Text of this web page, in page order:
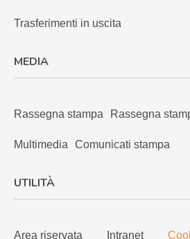
Trasferimenti in uscita
MEDIA
Rassegna stampa Rassegna
Multimedia Comunicati stampa
UTILITÀ
Area riservata Intranet